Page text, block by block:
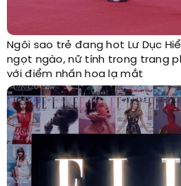
Ngôi sao trẻ đang hot Lư Dục
ngọt ngào, nữ tính trong trang
với điểm nhấn hoa lạ mắt